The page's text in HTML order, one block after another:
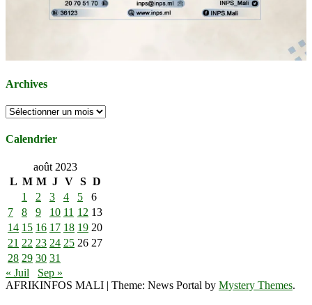
Archives
Archives
Calendrier
août 2023
L M M J V S D
1
2 3 4 5
6
7
8 9 10 11 12 13
14 15 16 17 18 19 20
21 22 23 24 25 26 27
28 29 30 31
« Juil
Sep »
AFRIKINFOS MALI | Theme: News Portal by Mystery Themes.